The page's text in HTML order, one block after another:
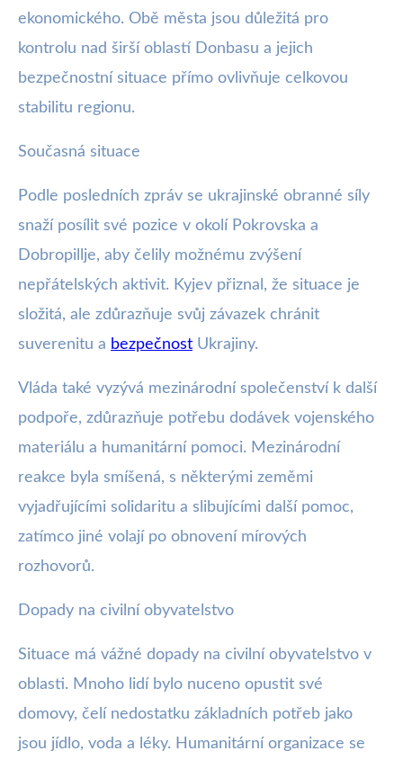
ekonomického. Obě města jsou důležitá pro
kontrolu nad širší oblastí Donbasu a jejich
bezpečnostní situace přímo ovlivňuje celkovou
stabilitu regionu.
Současná situace
Podle posledních zpráv se ukrajinské obranné síly
snaží posílit své pozice v okolí Pokrovska a
Dobropillje, aby čelily možnému zvýšení
nepřátelských aktivit. Kyjev přiznal, že situace je
složitá, ale zdůrazňuje svůj závazek chránit
suverenitu a bezpečnost Ukrajiny.
Vláda také vyzývá mezinárodní společenství k další
podpoře, zdůrazňuje potřebu dodávek vojenského
materiálu a humanitární pomoci. Mezinárodní
reakce byla smíšená, s některými zeměmi
vyjadřujícími solidaritu a slibujícími další pomoc,
zatímco jiné volají po obnovení mírových
rozhovorů.
Dopady na civilní obyvatelstvo
Situace má vážné dopady na civilní obyvatelstvo v
oblasti. Mnoho lidí bylo nuceno opustit své
domovy, čelí nedostatku základních potřeb jako
jsou jídlo, voda a léky. Humanitární organizace se